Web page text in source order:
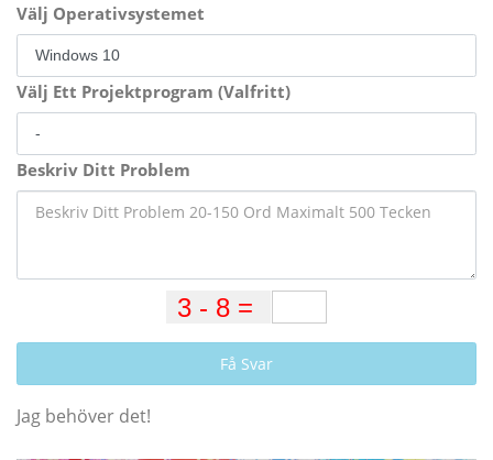
Välj Operativsystemet
Välj Ett Projektprogram (Valfritt)
Beskriv Ditt Problem
Få Svar
Jag behöver det!